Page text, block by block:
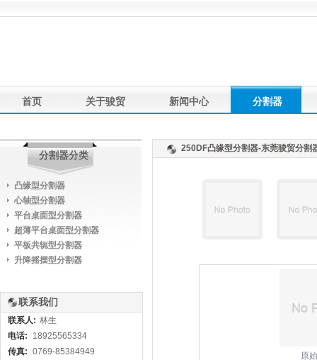
首页 关于骏贸 新闻中心 分割器
产品应用 联系我们 友情链接
250DF凸缘型分割器-东莞骏贸分割
原
分割器分类
凸缘型分割器
心轴型分割器
平台桌面型分割器
超薄平台桌面型分割器
平板共轭型分割器
升降摇摆型分割器
联系我们
联系人: 林生
电话:
18925565334
传真: 0769-85384949